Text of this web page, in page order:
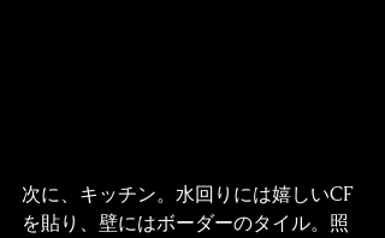
次に、キッチン。水回りには嬉しいCF
を貼り、壁にはボーダーのタイル。照